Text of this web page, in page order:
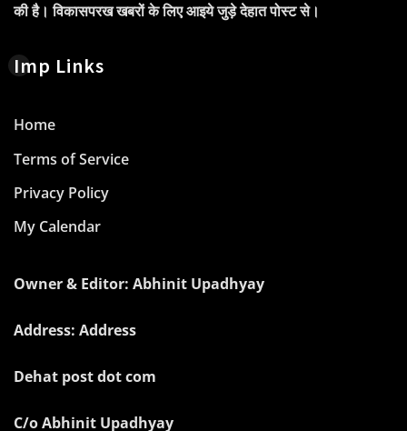
की है। विकासपरख खबरों के लिए आइये जुड़े देहात पोस्ट से।
Imp Links
Home
Terms of Service
Privacy Policy
My Calendar
Owner & Editor: Abhinit Upadhyay
Address: Address
Dehat post dot com
C/o Abhinit Upadhyay